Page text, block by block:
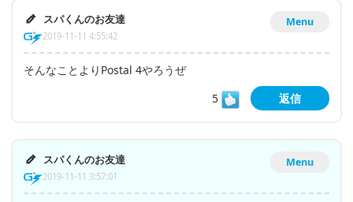
Menu
スパくんのお友達
2019-11-11 4:55:42
そんなことよりPostal 4やろうぜ
5
返信
Menu
スパくんのお友達
2019-11-11 3:57:01